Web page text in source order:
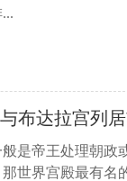
布达拉宫列
是帝王处理朝政
世界宫殿最有名